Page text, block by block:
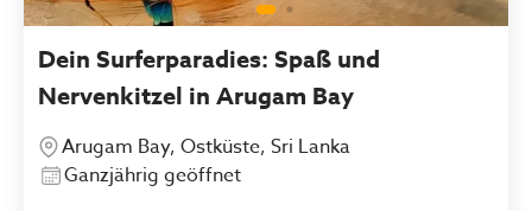
Dein Surferparadies: Spaß und
Nervenkitzel in Arugam Bay
Arugam Bay, Ostküste, Sri Lanka
Ganzjährig geöffnet